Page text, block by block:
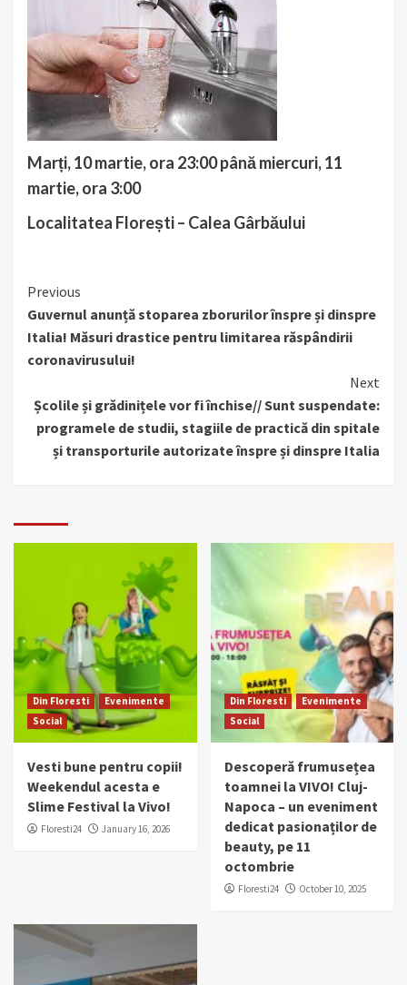
Marți, 10 martie, ora 23:00 până miercuri, 11
martie, ora 3:00
Localitatea Florești – Calea Gârbăului
Continue
Reading
Previous
Guvernul anunță stoparea zborurilor înspre și dinspre
Italia! Măsuri drastice pentru limitarea răspândirii
coronavirusului!
Next
Școlile și grădinițele vor fi închise// Sunt suspendate:
programele de studii, stagiile de practică din spitale
și transporturile autorizate înspre și dinspre Italia
Din Floresti
Evenimente
Social
Vesti bune pentru copii!
Weekendul acesta e
Slime Festival la Vivo!
Floresti24 January 16, 2026
Din Floresti
Evenimente
Social
Descoperă frumusețea
toamnei la VIVO! Cluj-
Napoca – un eveniment
dedicat pasionaților de
beauty, pe 11
octombrie
Floresti24 October 10, 2025